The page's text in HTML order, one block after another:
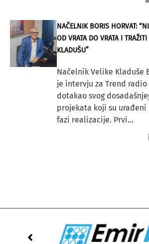
NAČELNIK BORIS HORVAT:
OD VRATA DO VRATA I
KLADUŠU”
Načelnik Velike Kladuše
je intervju za Trend radio
dotakao svog
projekata koji su urađeni
fazi realizacije. Prvi...